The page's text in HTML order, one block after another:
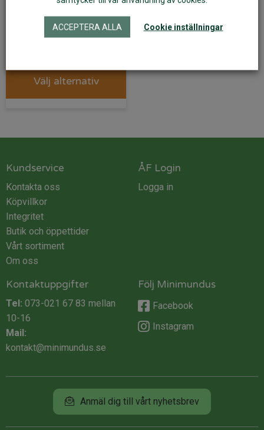
av merinoull ullfleece
röda
Välj alternativ
Kundservice
Kontakta oss
Köpvillkor
Integritet
Butik och öppettider
Vårt sortiment
Om oss
ÅF Login
Logga in
Kontaktuppgifter
Tel: 073-021 67 83 mellan
10-16
Mail:
kontakt@minimundus.se
Följ Minimundus
Facebook
Instagram
Anmäl dig till vårt nyhetsbrev
ACCEPTERA ALLA Cookie inställningar